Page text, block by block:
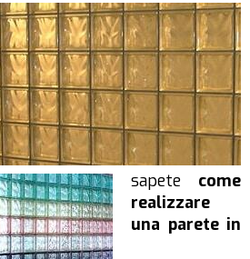
sapete come
realizzare
una parete in